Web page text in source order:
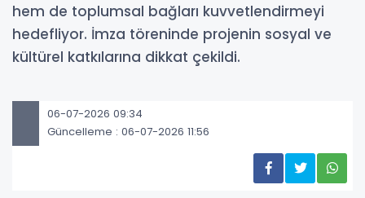
hem de toplumsal bağları kuvvetlendirmeyi
hedefliyor. İmza töreninde projenin sosyal ve
kültürel katkılarına dikkat çekildi.
06-07-2026 09:34
Güncelleme : 06-07-2026 11:56